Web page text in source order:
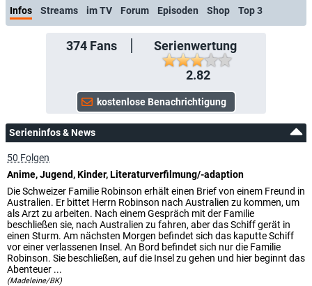
Infos Streams im TV Forum Episoden Shop Top 3
374Fans
Serienwertung
2.82
Serieninfos & News
50 Folgen
Anime, Jugend, Kinder, Literaturverfilmung/-adaption
Die Schweizer Familie Robinson erhält einen Brief von einem Freund in
Australien. Er bittet Herrn Robinson nach Australien zu kommen, um
als Arzt zu arbeiten. Nach einem Gespräch mit der Familie
beschließen sie, nach Australien zu fahren, aber das Schiff gerät in
einen Sturm. Am nächsten Morgen befindet sich das kaputte Schiff
vor einer verlassenen Insel. An Bord befindet sich nur die Familie
Robinson. Sie beschließen, auf die Insel zu gehen und hier beginnt das
Abenteuer ...
(Madeleine/BK)